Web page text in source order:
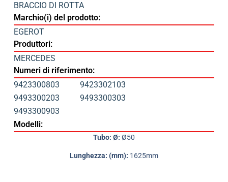
BRACCIO DI ROTTA
Marchio(i) del prodotto:
EGEROT
Produttori:
MERCEDES
Numeri di riferimento:
9423300803
9423302103
9493300203
9493300303
9493300903
Modelli:
Tubo: Ø: Ø50
Lunghezza: (mm): 1625mm